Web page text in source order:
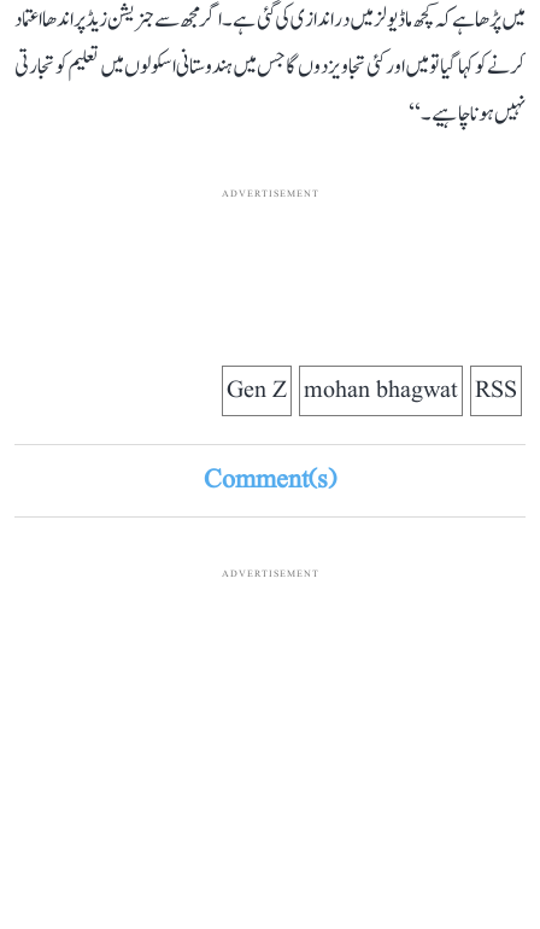
میں پڑھا ہے کہ کچھ ماڈیولز میں دراندازی کی گئی ہے۔ اگر مجھ سے جنریشن زیڈ پر اندھا اعتماد
کرنے کو کہا گیا تو میں اور کئی تجاویز دوں گا جس میں ہندوستانی اسکولوں میں تعلیم کو تجارتی
نہیں ہونا چاہیے۔‘‘
ADVERTISEMENT
RSS
mohan bhagwat
Gen Z
Comment(s)
ADVERTISEMENT